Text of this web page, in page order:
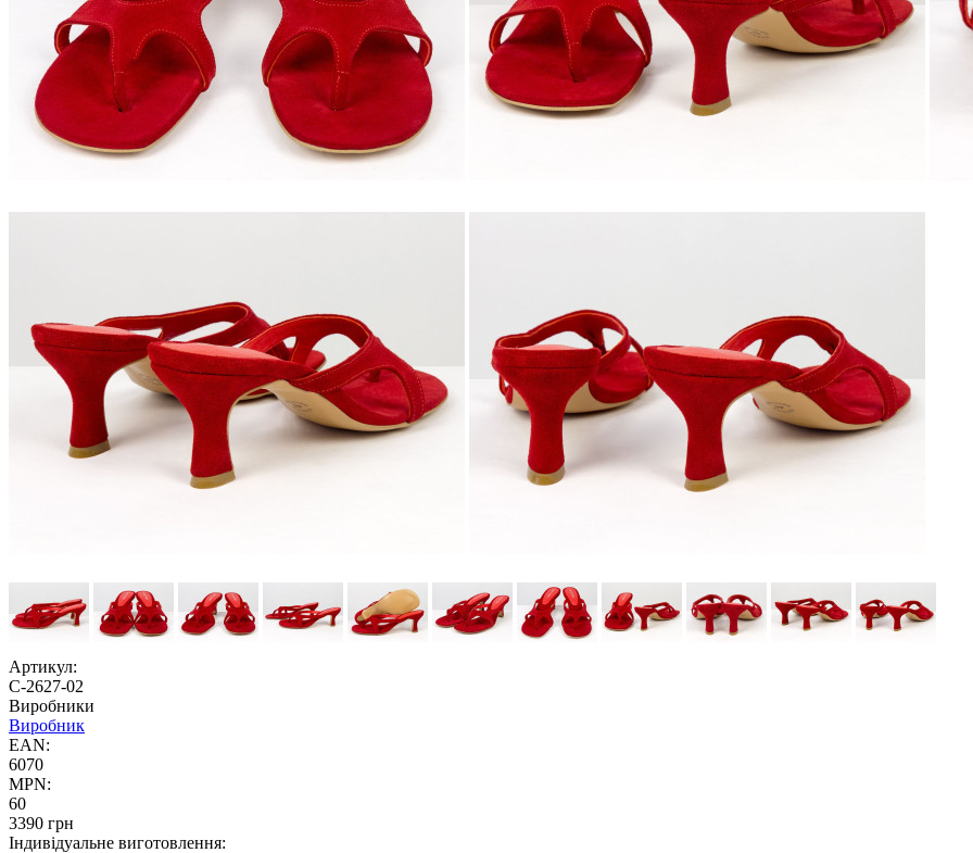
Артикул:
С-2627-02
Виробники
Виробник
EAN:
6070
MPN:
60
3390 грн
Індивідуальне виготовлення: